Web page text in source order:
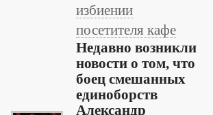
избиении
посетителя кафе
Недавно возникли
новости о том, что
боец смешанных
единоборств
Александр